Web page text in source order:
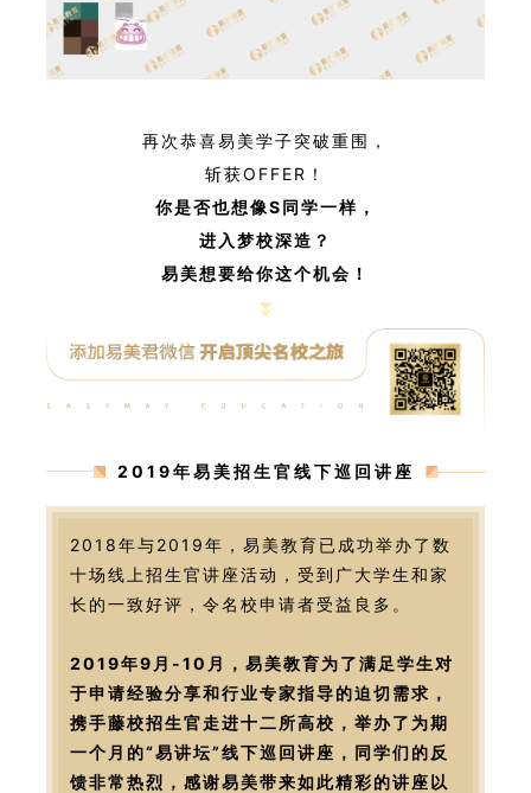
再次恭喜易美学子突破重围，
斩获OFFER！
你是否也想像S同学一样，
进入梦校深造？
易美想要给你这个机会！
2019年易美招生官线下巡回讲座
2018年与2019年，易美教育已成功举办了数
十场线上招生官讲座活动，受到广大学生和家
长的一致好评，令名校申请者受益良多。
2019年9月-10月，易美教育为了满足学生对
于申请经验分享和行业专家指导的迫切需求，
携手藤校招生官走进十二所高校，举办了为期
一个月的“易讲坛”线下巡回讲座，同学们的反
馈非常热烈，感谢易美带来如此精彩的讲座以